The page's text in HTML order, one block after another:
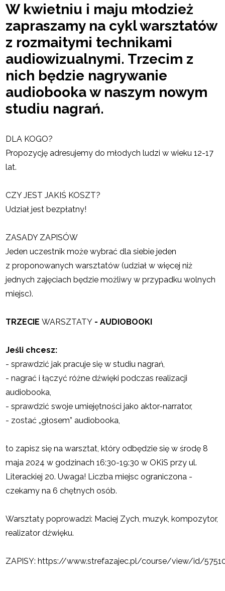
W kwietniu i maju młodzież
zapraszamy na cykl warsztatów
z rozmaitymi technikami
audiowizualnymi. Trzecim z
nich będzie nagrywanie
audiobooka w naszym nowym
studiu nagrań.
DLA KOGO?
Propozycję adresujemy do młodych ludzi w wieku 12-17
lat.
CZY JEST JAKIŚ KOSZT?
Udział jest bezpłatny!
ZASADY ZAPISÓW
Jeden uczestnik może wybrać dla siebie jeden
z proponowanych warsztatów (udział w więcej niż
jednych zajęciach będzie możliwy w przypadku wolnych
miejsc).
TRZECIEWARSZTATY - AUDIOBOOKI
Jeśli chcesz:
- sprawdzić jak pracuje się w studiu nagrań,
- nagrać i łączyć różne dźwięki podczas realizacji
audiobooka,
- sprawdzić swoje umiejętności jako aktor-narrator,
- zostać „głosem” audiobooka,
to zapisz się na warsztat, który odbędzie się w środę 8
maja 2024 w godzinach 16:30-19:30 w OKiS przy ul.
Literackiej 20. Uwaga! Liczba miejsc ograniczona -
czekamy na 6 chętnych osób.
Warsztaty poprowadzi: Maciej Zych, muzyk, kompozytor,
realizator dźwięku.
ZAPISY: https://www.strefazajec.pl/course/view/id/